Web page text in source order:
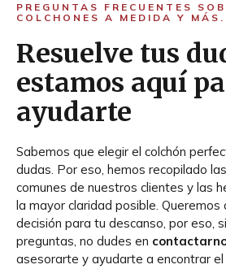
PREGUNTAS FRECUENTES
COLCHONES A MEDIDA Y MÁS.
Resuelve tus
estamos aquí
ayudarte
Sabemos que elegir el colchón
dudas. Por eso, hemos recopilado
comunes de nuestros clientes y las
la mayor claridad posible.
decisión para tu descanso, por eso,
preguntas, no dudes en
asesorarte y ayudarte a encontrar el